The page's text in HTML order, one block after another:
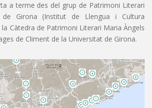
a terme des del grup de Patrimoni Literari
Girona (Institut de Llengua i Cultura
la Càtedra de Patrimoni Literari Maria Àngels
de Climent de la Universitat de Girona.